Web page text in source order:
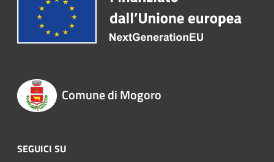
Comune di Mogoro
SEGUICI SU